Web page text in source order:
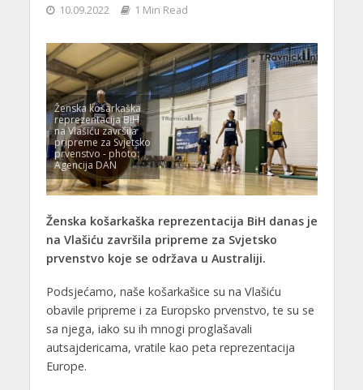
10.09.2022 1 Min Read
Ženska košarkaška
reprezentacija BiH
na Vlašiću završila
pripreme za Svjetsko
prvenstvo - photo:
Agencija DAN
Ženska košarkaška reprezentacija BiH danas je
na Vlašiću završila pripreme za Svjetsko
prvenstvo koje se održava u Australiji.
Podsjećamo, naše košarkašice su na Vlašiću
obavile pripreme i za Europsko prvenstvo, te su se
sa njega, iako su ih mnogi proglašavali
autsajdericama, vratile kao peta reprezentacija
Europe.